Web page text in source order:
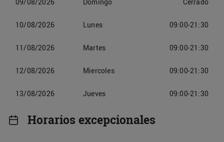
10/08/2026 Lunes 09:00-21:30
11/08/2026 Martes 09:00-21:30
12/08/2026 Miercoles 09:00-21:30
13/08/2026 Jueves 09:00-21:30
Horarios excepcionales